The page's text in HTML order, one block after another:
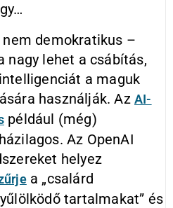
demokratikus –
nagy lehet a csábítás,
a maguk
használják. AzAI-
például (még)
Az OpenAI
helyez
a „csalárd
tartalmakat” és